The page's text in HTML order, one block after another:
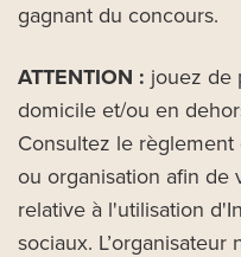
gagnant du concours.
ATTENTION : jouez de
domicile et/ou en
Consultez le
ou organisation afin
relative à l'utilisation
sociaux.